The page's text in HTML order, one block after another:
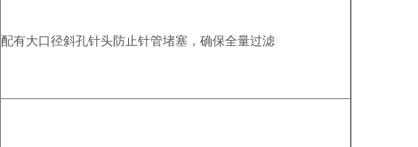
配有大口径斜孔针头防止针管堵塞，确保全量过滤